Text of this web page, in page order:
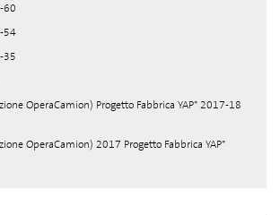
60
54
35
OperaCamion) Progetto Fabbrica YAP* 2017-18
OperaCamion) 2017 Progetto Fabbrica YAP*